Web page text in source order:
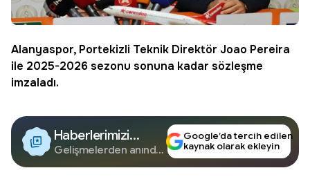
Alanyaspor, Portekizli Teknik Direktör Joao Pereira
ile 2025-2026 sezonu sonuna kadar sözleşme
imzaladı.
Haberlerimizi
Google'da Takip
Edin
Gelişmelerden anında
Google’da tercih edilen
kaynak olarak ekleyin